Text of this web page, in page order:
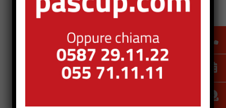
Il Centro Diagnostico Pubblica Assistenza di Pontedera
entra a far parte di Rete Pas
Inaugurata la sede di Kon-tè: nuove attività per bambini,
adolescenti e famiglie
Bando di selezione per 2 posti di Autista Soccorritore